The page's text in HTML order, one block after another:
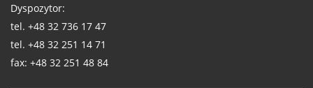
Dyspozytor:
tel. +48 32 736 17 47
tel. +48 32 251 14 71
fax: +48 32 251 48 84